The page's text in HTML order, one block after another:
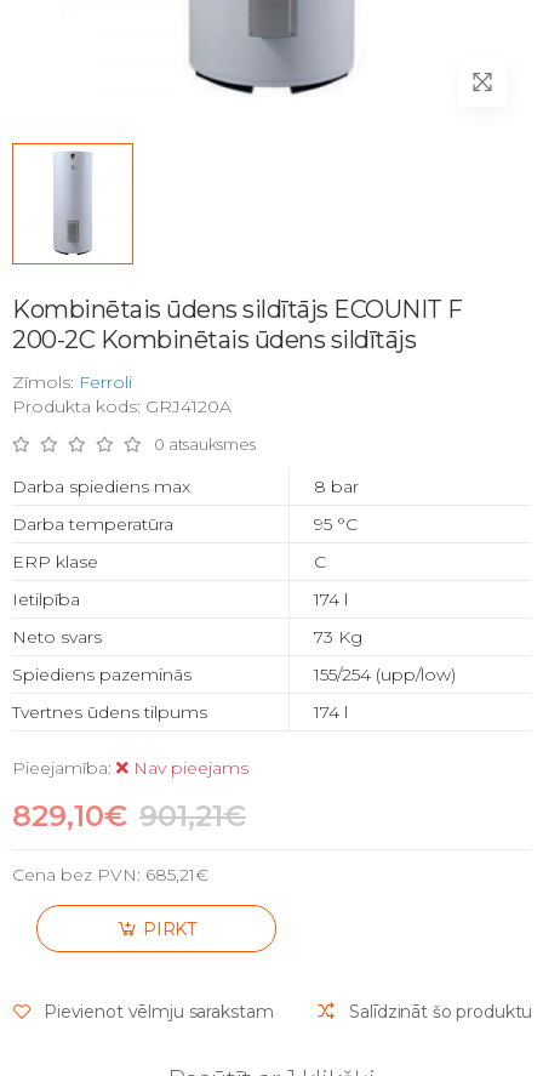
Kombinētais ūdens sildītājs ECOUNIT F
200-2C Kombinētais ūdens sildītājs
Zīmols: Ferroli
Produkta kods: GRJ4120A
0 atsauksmes
Darba spiediens max
8 bar
Darba temperatūra
95 °C
ERP klase
C
Ietilpība
174 l
Neto svars
73 Kg
Spiediens pazeminās
155/254 (upp/low)
Tvertnes ūdens tilpums
174 l
Pieejamība: Nav pieejams
829,10€ 901,21€
Cena bez PVN: 685,21€
PIRKT
Pievienot vēlmju sarakstam Salīdzināt šo produktu